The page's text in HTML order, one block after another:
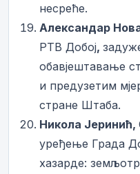
несреће.
Александар
РТВ Добој,
обавјештавање
и предузетим
стране Штаба.
Никола Јеринић,
уређење Града
хазарде: